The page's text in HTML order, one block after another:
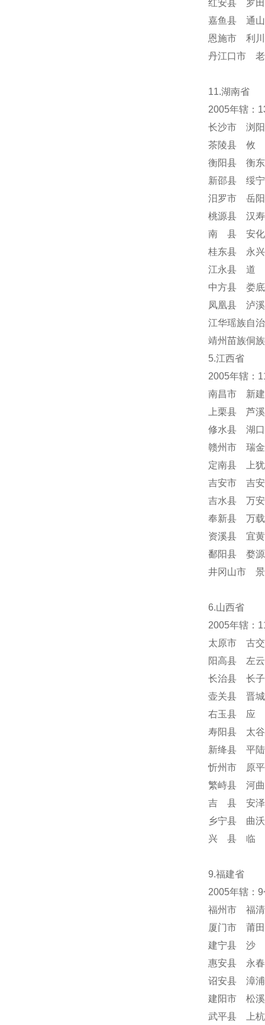
红安县 罗
嘉鱼县 通
恩施市 利
丹江口市
11.湖南省
2005年辖：
长沙市 浏
茶陵县 攸
衡阳县 衡
新邵县 绥
汨罗市 岳
桃源县 汉
南 县 安化
桂东县 永
江永县 道
中方县 娄
凤凰县 泸
江华瑶族自
靖州苗族侗
5.江西省
2005年辖：
南昌市 新
上栗县 芦
修水县 湖
赣州市 瑞
定南县 上
吉安市 吉
吉水县 万
奉新县 万
资溪县 宜
鄱阳县 婺
井冈山市 景
6.山西省
2005年辖：
太原市 古
阳高县 左
长治县 长
壶关县 晋
右玉县 应
寿阳县 太
新绛县 平
忻州市 原
繁峙县 河
吉 县 安
乡宁县 曲
兴 县 临
9.福建省
2005年辖：
福州市 福
厦门市 莆
建宁县 沙
惠安县 永
诏安县 漳
建阳市 松
武平县 上